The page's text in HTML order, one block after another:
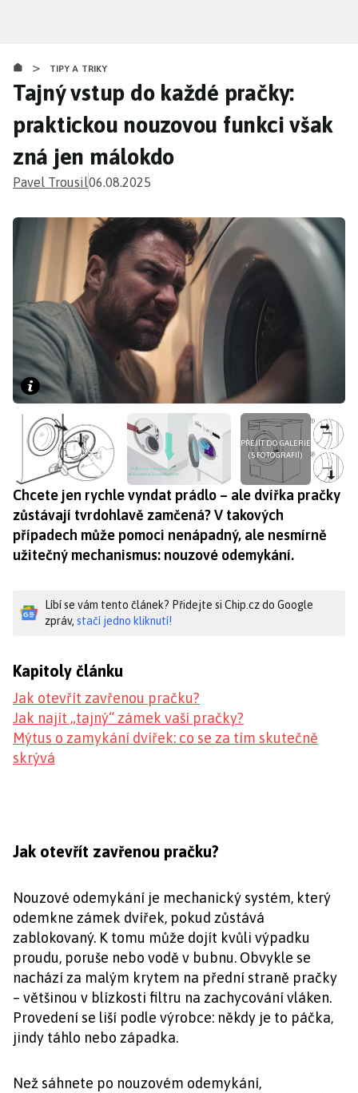
obsahu
> TIPY A TRIKY
Tajný vstup do každé pračky:
praktickou nouzovou funkci však
zná jen málokdo
Pavel Trousil06.08.2025
PŘEJÍT DO GALERIE
(5 FOTOGRAFIÍ)
Chcete jen rychle vyndat prádlo – ale dvířka pračky
zůstávají tvrdohlavě zamčená? V takových
případech může pomoci nenápadný, ale nesmírně
užitečný mechanismus: nouzové odemykání.
Líbí se vám tento článek? Přidejte si Chip.cz do Google
zpráv, stačí jedno kliknutí!
Kapitoly článku
Jak otevřít zavřenou pračku?
Jak najít „tajný“ zámek vaší pračky?
Mýtus o zamykání dvířek: co se za tím skutečně
skrývá
Jak otevřít zavřenou pračku?
Nouzové odemykání je mechanický systém, který
odemkne zámek dvířek, pokud zůstává
zablokovaný. K tomu může dojít kvůli výpadku
proudu, poruše nebo vodě v bubnu. Obvykle se
nachází za malým krytem na přední straně pračky
– většinou v blízkosti filtru na zachycování vláken.
Provedení se liší podle výrobce: někdy je to páčka,
jindy táhlo nebo západka.
Než sáhnete po nouzovém odemykání,